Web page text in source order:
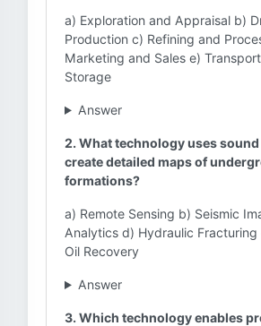
a) Exploration and Appraisal b)
Production c) Refining and
Marketing and Sales e)
Storage
Answer
2. What technology uses sound
create detailed maps of
formations?
a) Remote Sensing b) Seismic
Analytics d) Hydraulic Fracturing
Oil Recovery
Answer
3. Which technology enables